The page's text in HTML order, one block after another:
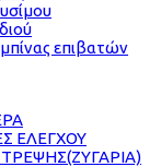
επιβατών
ΕΛΕΓΧΟΥ